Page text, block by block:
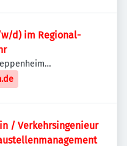
w/d) im Regional-
/ Verkehrsingenieur